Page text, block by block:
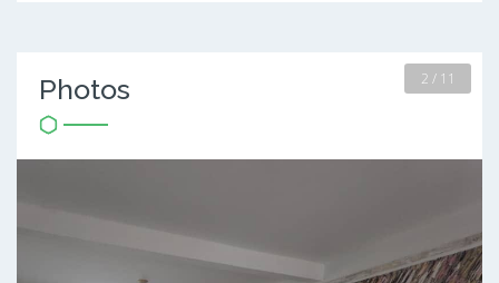
Photos 2 / 11